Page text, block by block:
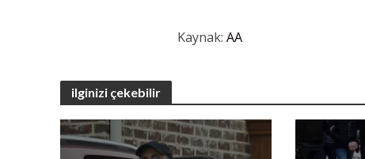
Kaynak:AA
ilginizi çekebilir